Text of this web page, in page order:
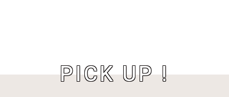
PICK UP !